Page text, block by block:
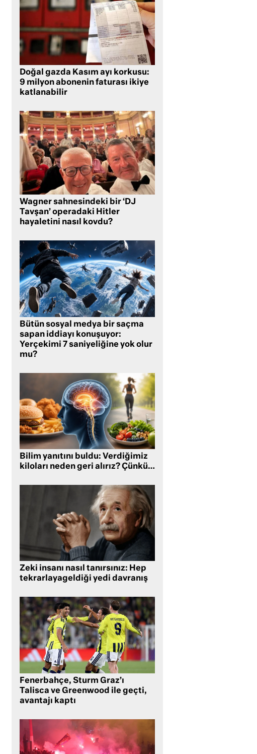
Doğal gazda Kasım ayı korkusu:
9 milyon abonenin faturası ikiye
katlanabilir
Wagner sahnesindeki bir ‘DJ
Tavşan’ operadaki Hitler
hayaletini nasıl kovdu?
Bütün sosyal medya bir saçma
sapan iddiayı konuşuyor:
Yerçekimi 7 saniyeliğine yok olur
mu?
Bilim yanıtını buldu: Verdiğimiz
kiloları neden geri alırız? Çünkü…
Zeki insanı nasıl tanırsınız: Hep
tekrarlayageldiği yedi davranış
Fenerbahçe, Sturm Graz’ı
Talisca ve Greenwood ile geçti,
avantajı kaptı